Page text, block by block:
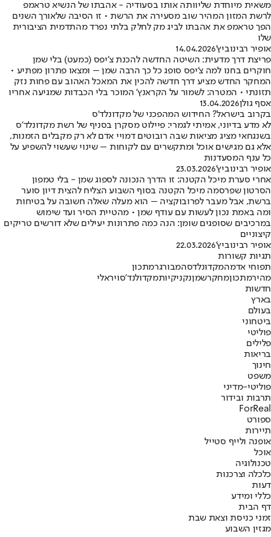
משאית מיוחדת שליוותה אותו בסעודיה - אהבתו של הנשיא טראמפ
לרשת המזון המהיר שוב מסעירה את הרשת • זו הסיבה שלאורך השנים
הפך טראמפ את אהבתו לביג מק לחלק בלתי נפרד מהתדמית הציבורית
שלו
אופיר רבינוביץ'14.04.2026
פריצת דרך מדעית: השיטה החדשה להכנת צ'יפס (כמעט) בלי שמן
חוקרים בחנו למה צ'יפס סופג כל כך הרבה שמן – ומצאו פתרון מפתיע •
המחקר החדש מציע דרך חדשה להכין את המאכל האהוב עם פחות נזק
תזונתי • המטרה: לשמור על הקראנץ' המוכר בלי הכבדות שמגיעה אחריו
אסף גולן13.04.2026
בקרוב בישראל? החידוש המהפכני של מקדונלד'ס
לא מדע בדיוני, אמיתי לגמרי: פיילוט מסקרן בסניף של רשת מקדונלד'ס
בשנגחאי מציג מציאות שבה רובוטים דמויי אדם לא רק מקבלים הזמנות,
אלא גם מגישים אוכל ומתקשרים עם לקוחות – שינוי שעשוי להשפיע על
כל ענף המסעדנות
אופיר רבינוביץ'23.03.2026
אחרי סערת מיכל הקטנה: זו הדרך הנכונה לספוג שמן - בלי טמפון
הסרטון שפרסמה מיכל הקטנה בסוף השבוע הצליח להצית דיון סוער
ברשת, אבל מעבר לפרובוקציה – הוא מעלה שאלה חשובה על בטיחות
ומה באמת נכון לעשות עם עודף שמן • מהטיית הסיר ועד שימוש
במרכיבים שסופגים שומן: הנה כמה פתרונות יעילים שלא דורשים טריקים
קיצוניים
אופיר רבינוביץ'22.03.2026
תגיות קשורות
תפוחי אדמהמקדונלדסהמבורגרמתכון
מהירמתכוןמחקרשמןנקניקיותמקדולנד'סויראלי
חדשות
בארץ
בעולם
ביטחוני
פוליטי
פלילים
בריאות
חינוך
משפט
פוליטי-מדיני
תרבות ובידור
ForReal
ספורט
תיירות
אופנה ולייף סטייל
אוכל
טכנולוגיה
כלכלה וצרכנות
דעות
כללי ומידע
דף הבית
זמני כניסת וצאת שבת
מגזין השבוע